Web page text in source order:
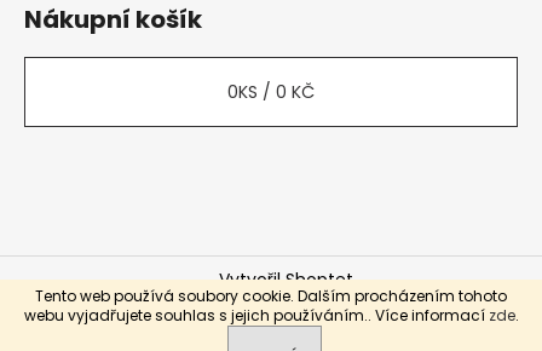
Tento web používá soubory cookie. Dalším procházením tohoto
webu vyjadřujete souhlas s jejich používáním.. Více informací zde.
Nákupní košík
0KS / 0 KČ
Vytvořil Shoptet
Copyright 2026Petrolhead Shop. Všechna práva